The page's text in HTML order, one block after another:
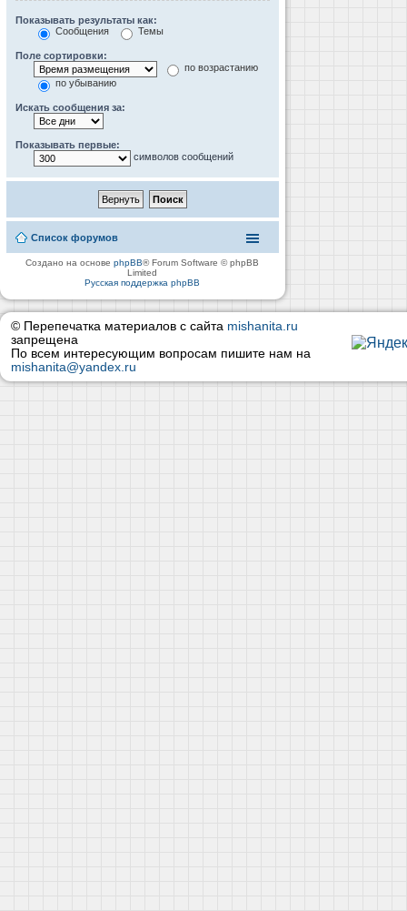
Показывать результаты как:
Сообщения
Темы
Поле сортировки:
по возрастанию
по убыванию
Искать сообщения за:
Показывать первые:
символов сообщений
Список форумов
Создано на основеphpBB® Forum Software © phpBB
Limited
Русская поддержка phpBB
© Перепечатка материалов с сайта mishanita.ru
запрещена
По всем интересующим вопросам пишите нам на
mishanita@yandex.ru